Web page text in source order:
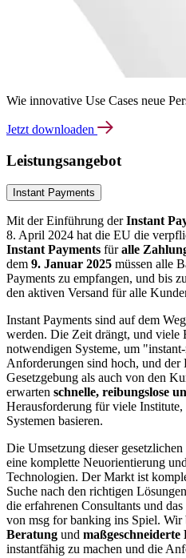
Wie innovative Use Cases neue
Jetzt downloaden
Leistungsangebot
Instant Payments
Mit der Einführung derInstant
8. April 2024 hat die EU die
Instant Payments füralle
dem 9. Januar 2025 müssen alle
Payments zu empfangen, und bis
den aktiven Versand für alle
Instant Payments sind auf dem
werden. Die Zeit drängt, und viele
notwendigen Systeme, um
Anforderungen sind hoch, und
Gesetzgebung als auch von den
erwarten schnelle, reibungslose
Herausforderung für viele Institute,
Systemen basieren.
Die Umsetzung dieser
eine komplette Neuorientierung
Technologien. Der Markt ist
Suche nach den richtigen
die erfahrenen Consultants und
von msg for banking ins Spiel. Wir
Beratung und maßgeschneiderte
instantfähig zu machen und die